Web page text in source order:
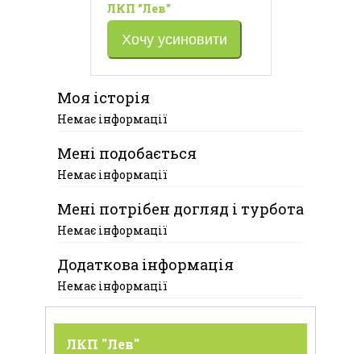
ЛКП "Лев"
Хочу усиновити
Моя історія
Немає інформації
Мені подобається
Немає інформації
Мені потрібен догляд і турбота
Немає інформації
Додаткова інформація
Немає інформації
ЛКП "Лев"